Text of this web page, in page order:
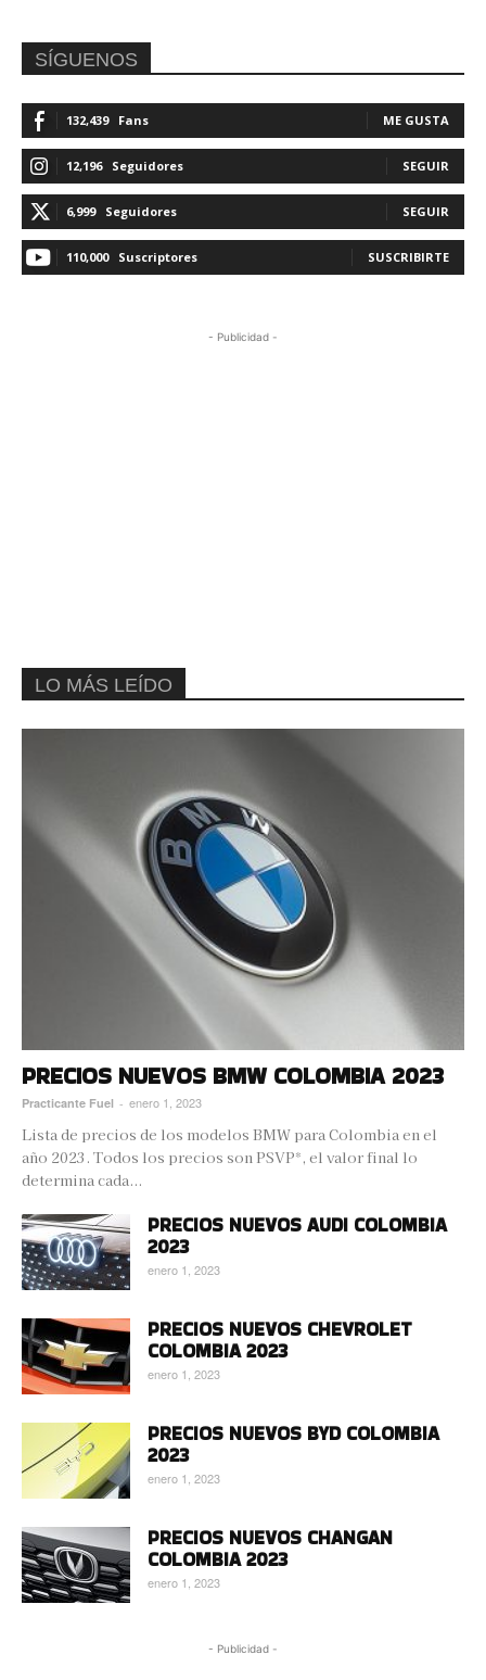
SÍGUENOS
132,439 Fans ME GUSTA
12,196 Seguidores SEGUIR
6,999 Seguidores SEGUIR
110,000 Suscriptores SUSCRIBIRTE
- Publicidad -
LO MÁS LEÍDO
PRECIOS NUEVOS BMW COLOMBIA 2023
Practicante Fuel - enero 1, 2023
Lista de precios de los modelos BMW para Colombia en el
año 2023. Todos los precios son PSVP*, el valor final lo
determina cada...
PRECIOS NUEVOS AUDI COLOMBIA
2023
enero 1, 2023
PRECIOS NUEVOS CHEVROLET
COLOMBIA 2023
enero 1, 2023
PRECIOS NUEVOS BYD COLOMBIA
2023
enero 1, 2023
PRECIOS NUEVOS CHANGAN
COLOMBIA 2023
enero 1, 2023
- Publicidad -